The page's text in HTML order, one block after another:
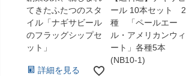
てきたふたつのスタ
イル「ナギサビール
のフラッグシップセ
ット」
詳細を見る
ール 10本セット 2
種 「ペールエー
ル・アメリカンウィ
ート」各種5本
(NB10-1)